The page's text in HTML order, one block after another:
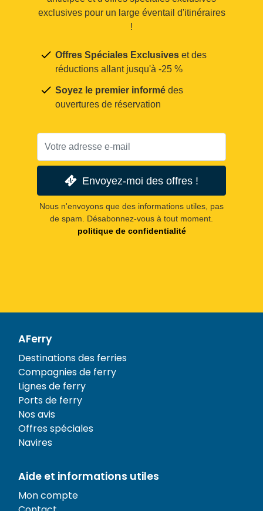
exclusives pour un large éventail d'itinéraires
!
Offres Spéciales Exclusives et des
réductions allant jusqu'à -25 %
Soyez le premier informé des
ouvertures de réservation
Envoyez-moi des offres !
Nous n'envoyons que des informations utiles, pas
de spam. Désabonnez-vous à tout moment.
politique de confidentialité
AFerry
Destinations des ferries
Compagnies de ferry
Lignes de ferry
Ports de ferry
Nos avis
Offres spéciales
Navires
Aide et informations utiles
Mon compte